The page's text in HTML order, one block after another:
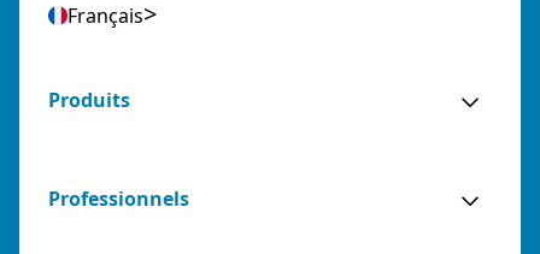
Français
Produits
Professionnels